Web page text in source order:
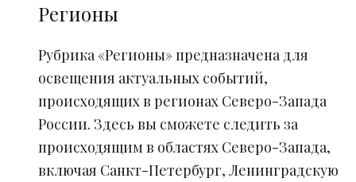
Регионы
Рубрика «Регионы» предназначена для
освещения актуальных событий,
происходящих в регионах Северо-Запада
России. Здесь вы сможете следить за
происходящим в областях Северо-Запада,
включая Санкт-Петербург, Ленинградскую